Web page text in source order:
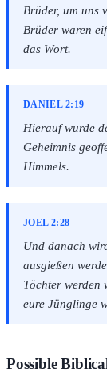
Brüder, um uns
Brüder waren
das Wort.
DANIEL 2:19
Hierauf wurde
Geheimnis
Himmels.
JOEL 2:28
Und danach
ausgießen
Töchter werden
eure Jünglinge
Possible